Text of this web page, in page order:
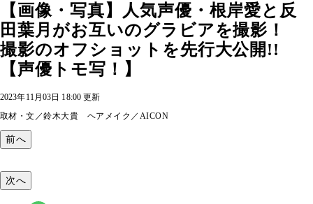
【画像・写真】人気声優・根岸愛と反
田葉月がお互いのグラビアを撮影！
撮影のオフショットを先行大公開!!
【声優トモ写！】
2023年11月03日 18:00 更新
取材・文／鈴木大貴 ヘアメイク／AICON
前へ
次へ